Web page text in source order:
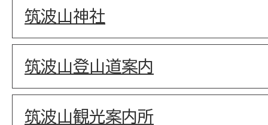
筑波山神社
筑波山登山道案内
筑波山観光案内所